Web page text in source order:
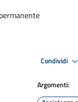
Condividi
Argomenti: